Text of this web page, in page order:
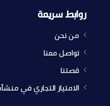
روابط سريعة
من نحن
تواصل معنا
قصتنا
الامتياز التجاري في